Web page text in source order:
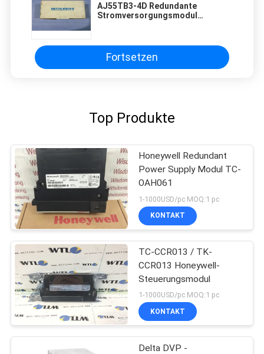
AJ55TB3-4D Redundante
Stromversorgungsmodul
Fortsetzen
Top Produkte
Honeywell Redundant
Power Supply Modul TC-
OAH061
1-1000USD/pc MOQ:1 pc
KONTAKT
TC-CCR013 / TK-
CCR013 Honeywell-
Steuerungsmodul
1-1000USD/pc MOQ:1 pc
KONTAKT
Delta DVP -